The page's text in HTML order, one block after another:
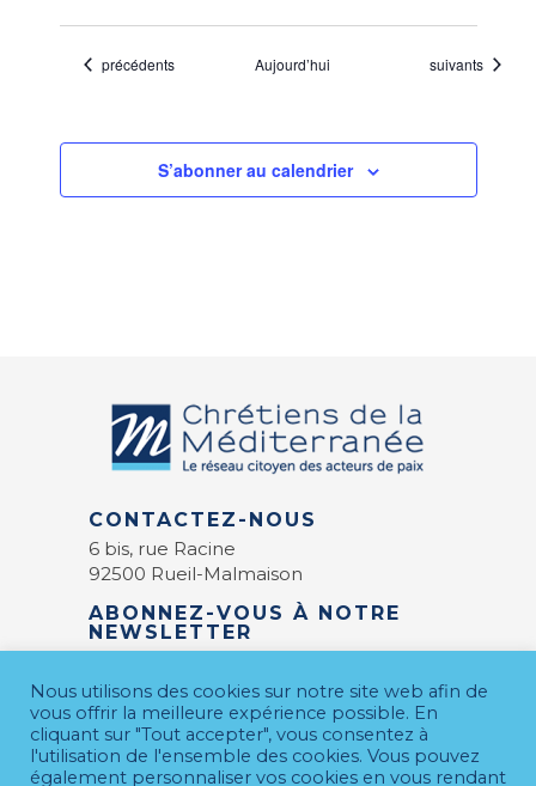
Évènements
précédents Aujourd’hui Évènements
suivants
S’abonner au calendrier
CONTACTEZ-NOUS
6 bis, rue Racine
92500 Rueil-Malmaison
ABONNEZ-VOUS À NOTRE
NEWSLETTER
E-mail*
Nous utilisons des cookies sur notre site web afin de
vous offrir la meilleure expérience possible. En
cliquant sur "Tout accepter", vous consentez à
l'utilisation de l'ensemble des cookies. Vous pouvez
également personnaliser vos cookies en vous rendant